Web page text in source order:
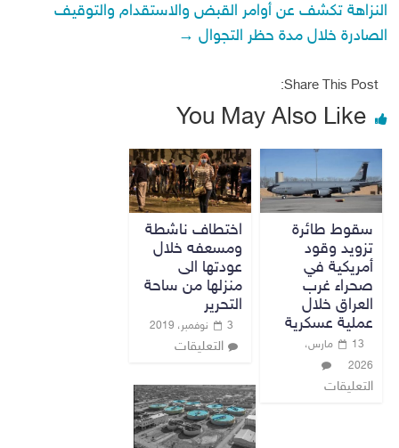
النزاهة تكشف عن أوامر القبض والاستقدام والتوقيف
الصادرة خلال مدة حظر التجوال →
Share This Post:
You May Also Like
سقوط طائرة
تزويد وقود
أمريكية في
صحراء غرب
العراق خلال
عملية عسكرية
13 مارس،
2026
التعليقات
اختطاف ناشطة
ومسعفه خلال
عودتها الى
منزلها من ساحة
التحرير
3 نوفمبر، 2019
التعليقات